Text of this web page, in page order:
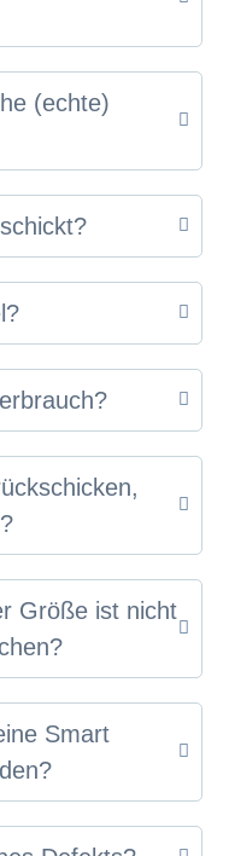
(echte)
Größe ist nicht
Smart